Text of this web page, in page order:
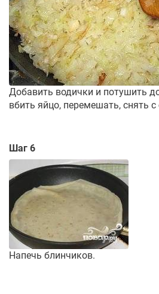
Добавить водички и потушить
вбить яйцо, перемешать, снять с
Шаг 6
Напечь блинчиков.